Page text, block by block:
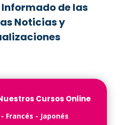
de las
Noticias y
Cursos Online
️Francés -️ Japonés